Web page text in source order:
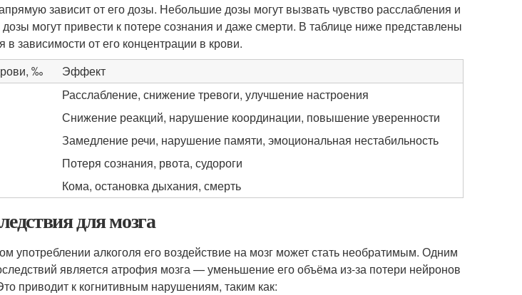
зависит от его дозы. Небольшие дозы могут вызвать чувство расслабления и
могут привести к потере сознания и даже смерти. В таблице ниже представлены
зависимости от его концентрации в крови.
‰
Эффект
Расслабление, снижение тревоги, улучшение настроения
Снижение реакций, нарушение координации, повышение уверенности
Замедление речи, нарушение памяти, эмоциональная нестабильность
Потеря сознания, рвота, судороги
Кома, остановка дыхания, смерть
для мозга
употреблении алкоголя его воздействие на мозг может стать необратимым. Одним
является атрофия мозга — уменьшение его объёма из-за потери нейронов
приводит к когнитивным нарушениям, таким как: